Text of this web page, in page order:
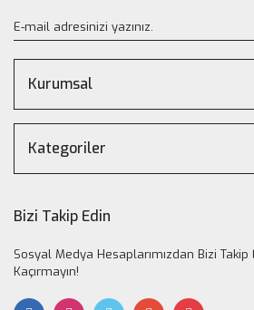
Kurumsal
Kategoriler
Bizi Takip Edin
Sosyal Medya Hesaplarımızdan Bizi Takip
Kaçırmayın!